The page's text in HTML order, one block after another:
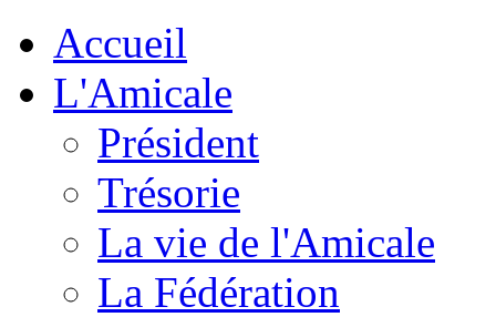
Accueil
L'Amicale
Président
Trésorie
La vie de l'Amicale
La Fédération